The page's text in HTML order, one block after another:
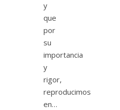
y
que
por
su
importancia
y
rigor,
reproducimos
en…